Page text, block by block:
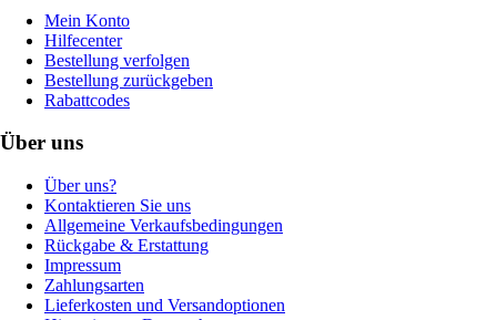
Mein Konto
Hilfecenter
Bestellung verfolgen
Bestellung zurückgeben
Rabattcodes
Über uns
Über uns?
Kontaktieren Sie uns
Allgemeine Verkaufsbedingungen
Rückgabe & Erstattung
Impressum
Zahlungsarten
Lieferkosten und Versandoptionen